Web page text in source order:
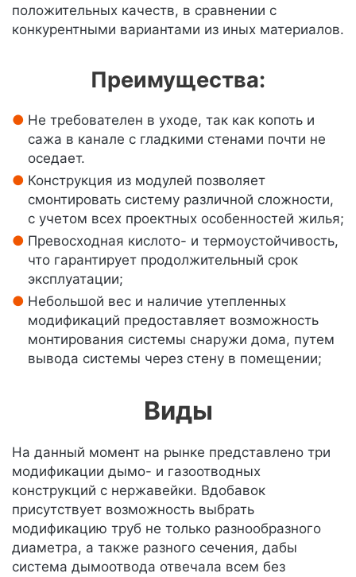
положительных качеств, в сравнении с
конкурентными вариантами из иных материалов.
Преимущества:
Не требователен в уходе, так как копоть и
сажа в канале с гладкими стенами почти не
оседает.
Конструкция из модулей позволяет
смонтировать систему различной сложности,
с учетом всех проектных особенностей жилья;
Превосходная кислото- и термоустойчивость,
что гарантирует продолжительный срок
эксплуатации;
Небольшой вес и наличие утепленных
модификаций предоставляет возможность
монтирования системы снаружи дома, путем
вывода системы через стену в помещении;
Виды
На данный момент на рынке представлено три
модификации дымо- и газоотводных
конструкций с нержавейки. Вдобавок
присутствует возможность выбрать
модификацию труб не только разнообразного
диаметра, а также разного сечения, дабы
система дымоотвода отвечала всем без